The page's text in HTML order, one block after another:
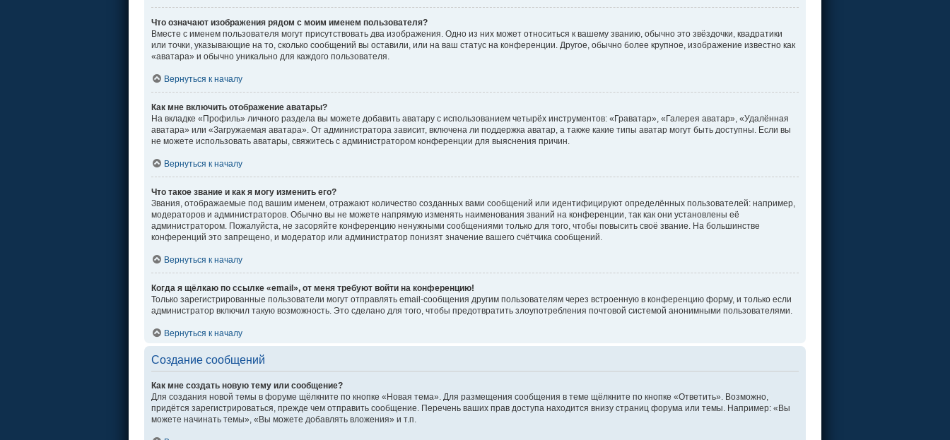
Что означают изображения рядом с моим именем пользователя?
Вместе с именем пользователя могут присутствовать два изображения. Одно из них может относиться к вашему званию, обычно это звёздочки, квадратики
или точки, указывающие на то, сколько сообщений вы оставили, или на ваш статус на конференции. Другое, обычно более крупное, изображение известно как
«аватара» и обычно уникально для каждого пользователя.
Вернуться к началу
Как мне включить отображение аватары?
На вкладке «Профиль» личного раздела вы можете добавить аватару с использованием четырёх инструментов: «Граватар», «Галерея аватар», «Удалённая
аватара» или «Загружаемая аватара». От администратора зависит, включена ли поддержка аватар, а также какие типы аватар могут быть доступны. Если вы
не можете использовать аватары, свяжитесь с администратором конференции для выяснения причин.
Вернуться к началу
Что такое звание и как я могу изменить его?
Звания, отображаемые под вашим именем, отражают количество созданных вами сообщений или идентифицируют определённых пользователей: например,
модераторов и администраторов. Обычно вы не можете напрямую изменять наименования званий на конференции, так как они установлены её
администратором. Пожалуйста, не засоряйте конференцию ненужными сообщениями только для того, чтобы повысить своё звание. На большинстве
конференций это запрещено, и модератор или администратор понизят значение вашего счётчика сообщений.
Вернуться к началу
Когда я щёлкаю по ссылке «email», от меня требуют войти на конференцию!
Только зарегистрированные пользователи могут отправлять email-сообщения другим пользователям через встроенную в конференцию форму, и только если
администратор включил такую возможность. Это сделано для того, чтобы предотвратить злоупотребления почтовой системой анонимными пользователями.
Вернуться к началу
Создание сообщений
Как мне создать новую тему или сообщение?
Для создания новой темы в форуме щёлкните по кнопке «Новая тема». Для размещения сообщения в теме щёлкните по кнопке «Ответить». Возможно,
придётся зарегистрироваться, прежде чем отправить сообщение. Перечень ваших прав доступа находится внизу страниц форума или темы. Например: «Вы
можете начинать темы», «Вы можете добавлять вложения» и т.п.